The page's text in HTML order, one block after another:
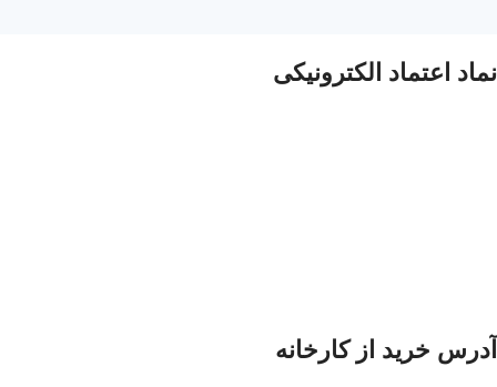
نماد اعتماد الکترونیکی
آدرس خرید از کارخانه